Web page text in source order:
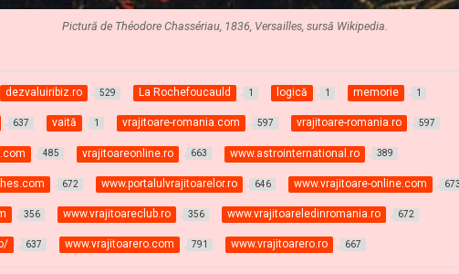
Pictură de Théodore Chassériau, 1836, Versailles, sursă Wikipedia.
dezvaluiribiz.ro 529 La Rochefoucauld 1 logică 1 memorie 1
637 vaită 1 vrajitoare-romania.com 597 vrajitoare-romania.ro 597
485 vrajitoareonline.ro 663 www.astrointernational.ro 389
672 www.portalulvrajitoarelor.ro 646 www.vrajitoare-online.com 673
356 www.vrajitoareclub.ro 356 www.vrajitoareledinromania.ro 672
637 www.vrajitoarero.com 791 www.vrajitoarero.ro 667